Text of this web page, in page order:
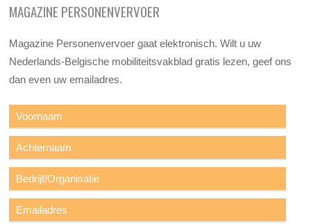
MAGAZINE PERSONENVERVOER
Magazine Personenvervoer gaat elektronisch. Wilt u uw
Nederlands-Belgische mobiliteitsvakblad gratis lezen, geef ons
dan even uw emailadres.